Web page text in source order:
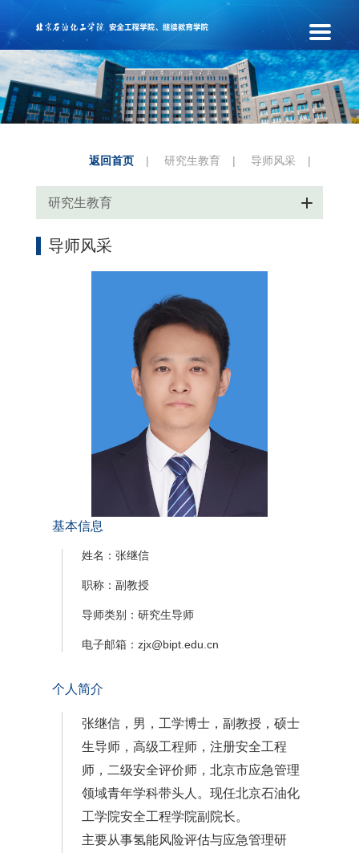
返回首页 | 研究生教育 | 导师风采 |
研究生教育
导师风采
基本信息
姓名：张继信
职称：副教授
导师类别：研究生导师
电子邮箱：zjx@bipt.edu.cn
个人简介
张继信，男，工学博士，副教授，硕士
生导师，高级工程师，注册安全工程
师，二级安全评价师，北京市应急管理
领域青年学科带头人。现任北京石油化
工学院安全工程学院副院长。
主要从事氢能风险评估与应急管理研